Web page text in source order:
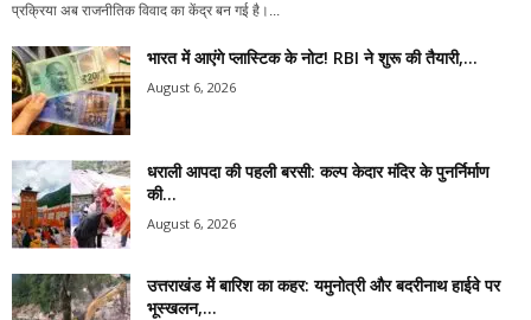
प्रक्रिया अब राजनीतिक विवाद का केंद्र बन गई है।...
भारत में आएंगे प्लास्टिक के नोट! RBI ने शुरू की तैयारी,...
August 6, 2026
धराली आपदा की पहली बरसी: कल्प केदार मंदिर के पुनर्निर्माण
की...
August 6, 2026
उत्तराखंड में बारिश का कहर: यमुनोत्री और बदरीनाथ हाईवे पर
भूस्खलन,...